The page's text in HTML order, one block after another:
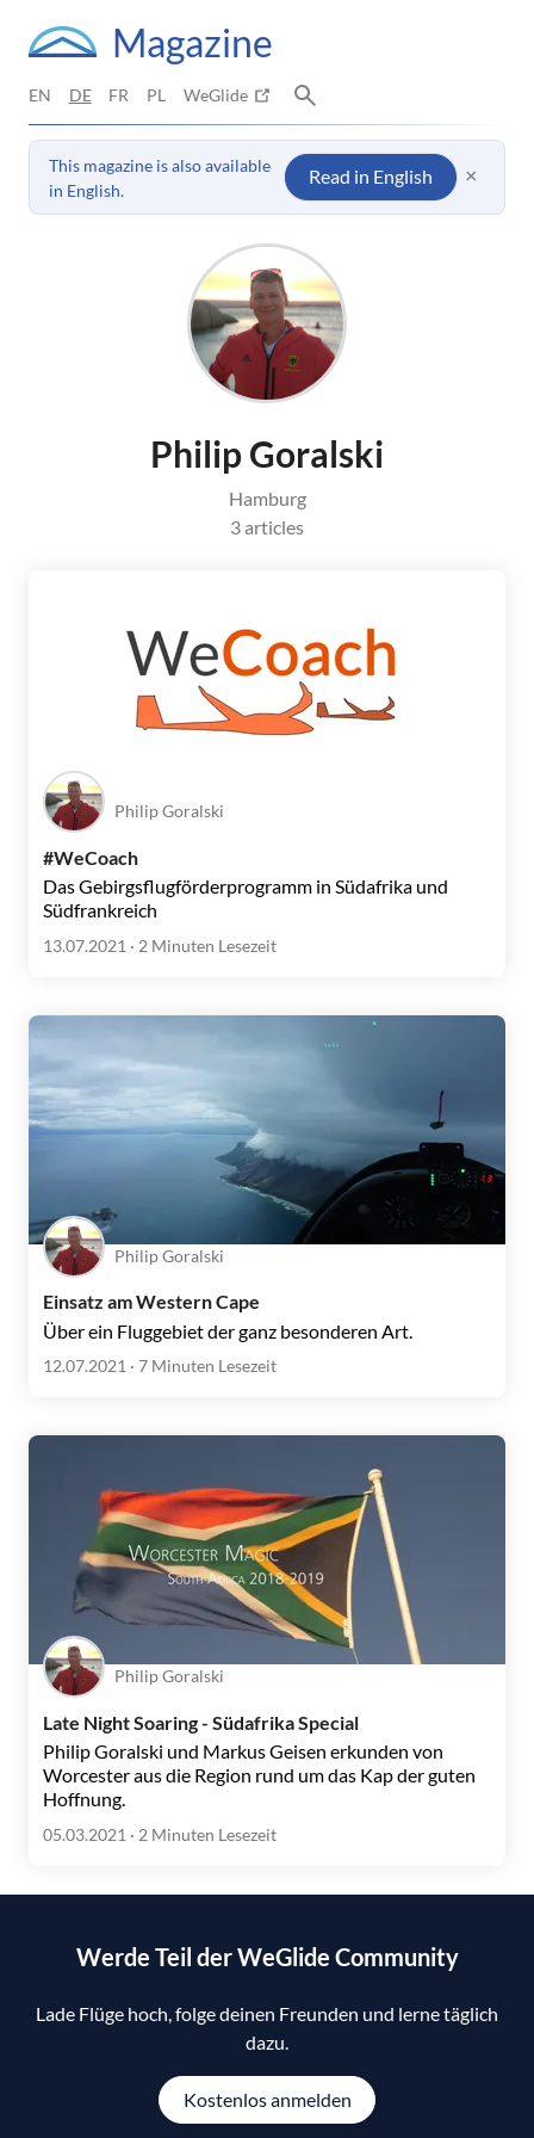
Magazine
EN DE FR PL WeGlide
This magazine is also available
in English.
Read in English ×
Philip Goralski
Hamburg
3 articles
Philip Goralski
#WeCoach
Das Gebirgsflugförderprogramm in Südafrika und
Südfrankreich
13.07.2021 · 2 Minuten Lesezeit
Philip Goralski
Einsatz am Western Cape
Über ein Fluggebiet der ganz besonderen Art.
12.07.2021 · 7 Minuten Lesezeit
Philip Goralski
Late Night Soaring - Südafrika Special
Philip Goralski und Markus Geisen erkunden von
Worcester aus die Region rund um das Kap der guten
Hoffnung.
05.03.2021 · 2 Minuten Lesezeit
Werde Teil der WeGlide Community
Lade Flüge hoch, folge deinen Freunden und lerne täglich
dazu.
Kostenlos anmelden